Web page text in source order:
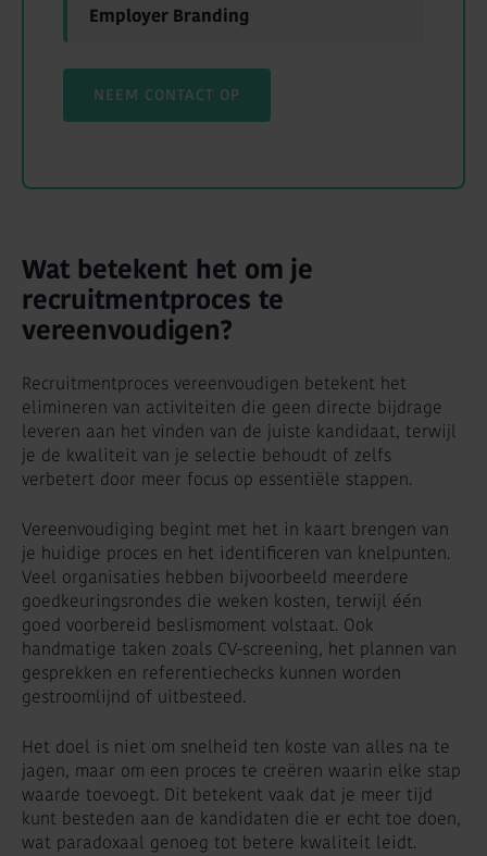
Employer Branding
NEEM CONTACT OP
Wat betekent het om je
recruitmentproces te
vereenvoudigen?
Recruitmentproces vereenvoudigen betekent het
elimineren van activiteiten die geen directe bijdrage
leveren aan het vinden van de juiste kandidaat, terwijl
je de kwaliteit van je selectie behoudt of zelfs
verbetert door meer focus op essentiële stappen.
Vereenvoudiging begint met het in kaart brengen van
je huidige proces en het identificeren van knelpunten.
Veel organisaties hebben bijvoorbeeld meerdere
goedkeuringsrondes die weken kosten, terwijl één
goed voorbereid beslismoment volstaat. Ook
handmatige taken zoals CV-screening, het plannen van
gesprekken en referentiechecks kunnen worden
gestroomlijnd of uitbesteed.
Het doel is niet om snelheid ten koste van alles na te
jagen, maar om een proces te creëren waarin elke stap
waarde toevoegt. Dit betekent vaak dat je meer tijd
kunt besteden aan de kandidaten die er echt toe doen,
wat paradoxaal genoeg tot betere kwaliteit leidt.